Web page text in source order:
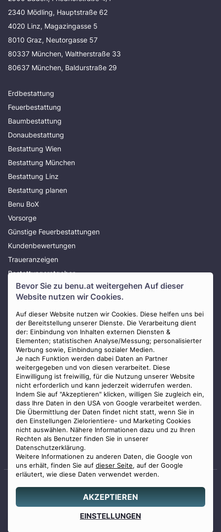
Bevor Sie zu benu.at weitergehen Auf dieser
Website nutzen wir Cookies.
Auf dieser Website nutzen wir Cookies. Diese helfen uns bei
der Bereitstellung unserer Dienste. Die Verarbeitung dient
der: Einbindung von Inhalten externen Diensten &
Elementen; statistischen Analyse/Messung; personalisierter
Werbung sowie, Einbindung sozialer Medien.
Je nach Funktion werden dabei Daten an Partner
weitergegeben und von diesen verarbeitet. Diese
Einwilligung ist freiwillig, für die Nutzung unserer Website
nicht erforderlich und kann jederzeit widerrufen werden.
Indem Sie auf "Akzeptieren" klicken, willigen Sie zugleich ein,
dass Ihre Daten in den USA von Google verarbeitet werden.
Die Übermittlung der Daten findet nicht statt, wenn Sie in
den Einstellungen Zielorientiere- und Marketing Cookies
nicht auswählen. Nähere Informationen dazu und zu Ihren
Rechten als Benutzer finden Sie in unserer
Datenschutzerklärung.
Weitere Informationen zu anderen Daten, die Google von
uns erhält, finden Sie auf dieser Seite, auf der Google
erläutert, wie diese Daten verwendet werden.
AKZEPTIEREN
EINSTELLUNGEN
0800 88 44 04
erstellen
2340 Mödling, Hauptstraße 62
4020 Linz, Magazingasse 5
8010 Graz, Neutorgasse 57
80337 München, Waltherstraße 33
80637 München, Baldurstraße 29
Erdbestattung
Feuerbestattung
Baumbestattung
Donaubestattung
Bestattung Wien
Bestattung München
Bestattung Linz
Bestattung planen
Benu BoX
Vorsorge
Günstige Feuerbestattungen
Kundenbewertungen
Traueranzeigen
Bestattungsratgeber
Über uns
Presse
AGB
Impressum
Datenschutz
Widerrufsbelehrung
Zahlungsmöglichkeiten
Staatlich geprüfter
© 2026 Benu GmbH. Alle Rechte vorbehalten.